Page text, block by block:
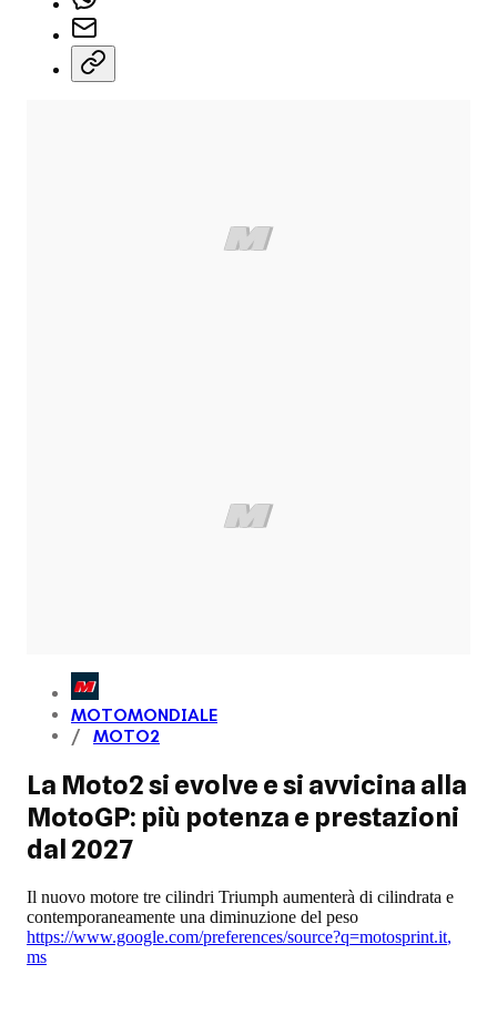
MOTOMONDIALE
MOTO2
La Moto2 si evolve e si avvicina alla
MotoGP: più potenza e prestazioni
dal 2027
Il nuovo motore tre cilindri Triumph aumenterà di cilindrata e
contemporaneamente una diminuzione del peso
https://www.google.com/preferences/source?q=motosprint.it,
ms